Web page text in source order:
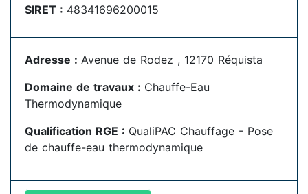
SIRET : 48341696200015
Adresse : Avenue de Rodez , 12170 Réquista
Domaine de travaux : Chauffe-Eau
Thermodynamique
Qualification RGE : QualiPAC Chauffage - Pose
de chauffe-eau thermodynamique